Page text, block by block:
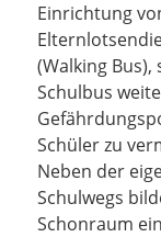
Einrichtung
(Walking
Schulbus
Schüler zu
Neben der
Schulwegs
Schonraum